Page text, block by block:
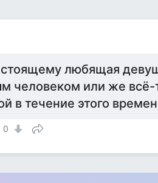
любящая
человеком или же всё-
в течение этого
0